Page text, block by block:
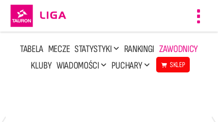
TABELA MECZE STATYSTYKI RANKINGI ZAWODNICY
KLUBY WIADOMOŚCI PUCHARY SKLEP